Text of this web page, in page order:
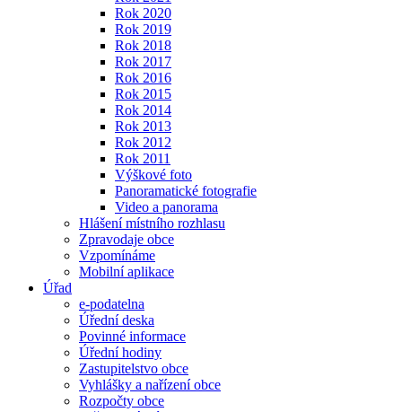
Rok 2020
Rok 2019
Rok 2018
Rok 2017
Rok 2016
Rok 2015
Rok 2014
Rok 2013
Rok 2012
Rok 2011
Výškové foto
Panoramatické fotografie
Video a panorama
Hlášení místního rozhlasu
Zpravodaje obce
Vzpomínáme
Mobilní aplikace
Úřad
e-podatelna
Úřední deska
Povinné informace
Úřední hodiny
Zastupitelstvo obce
Vyhlášky a nařízení obce
Rozpočty obce